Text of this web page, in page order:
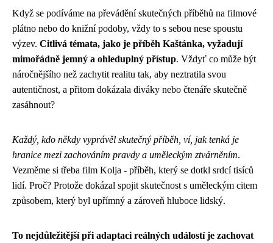
Když se podíváme na převádění skutečných příběhů na filmové
plátno nebo do knižní podoby, vždy to s sebou nese spoustu
výzev. Citlivá témata, jako je příběh Kaštánka, vyžadují
mimořádně jemný a ohleduplný přístup. Vždyť co může být
náročnějšího než zachytit realitu tak, aby neztratila svou
autentičnost, a přitom dokázala diváky nebo čtenáře skutečně
zasáhnout?
Každý, kdo někdy vyprávěl skutečný příběh, ví, jak tenká je
hranice mezi zachováním pravdy a uměleckým ztvárněním.
Vezměme si třeba film Kolja - příběh, který se dotkl srdcí tisíců
lidí. Proč? Protože dokázal spojit skutečnost s uměleckým citem
způsobem, který byl upřímný a zároveň hluboce lidský.
To nejdůležitější při adaptaci reálných událostí je zachovat